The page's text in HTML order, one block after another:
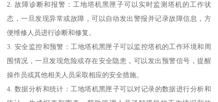
2. 故障诊断和报警：工地塔机黑匣子可以实时监测塔机的工作状
态，一旦发现异常或故障，可以自动发出警报并记录故障信息，方
便维修人员进行诊断和修复。
3. 安全监控和预警：工地塔机黑匣子可以监控塔机的工作环境和周
围情况，一旦发现危险或存在安全隐患，可以发出预警信号，提醒
操作员或其他相关人员采取相应的安全措施。
4. 数据分析和统计：工地塔机黑匣子可以对记录的数据进行分析和